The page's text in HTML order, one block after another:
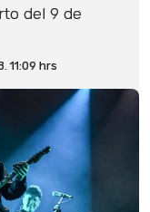
del 9 de
11:09 hrs